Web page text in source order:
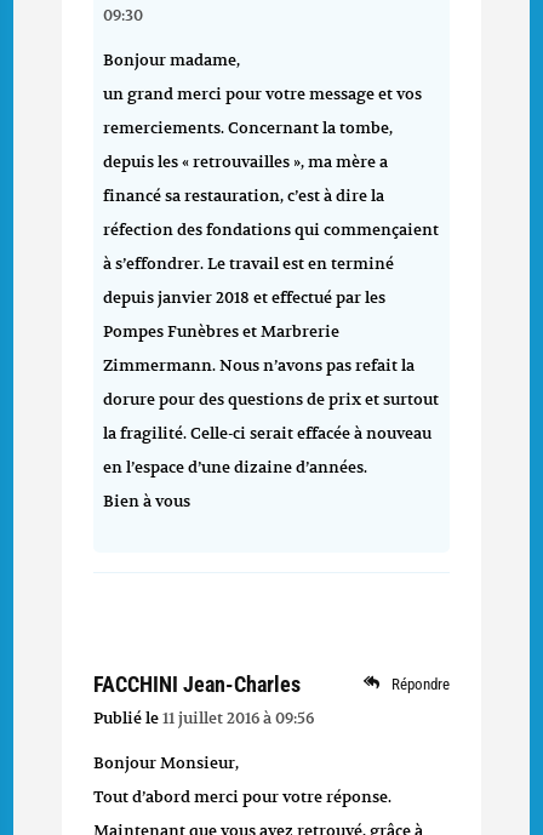
09:30
Bonjour madame,
un grand merci pour votre message et vos
remerciements. Concernant la tombe,
depuis les « retrouvailles », ma mère a
financé sa restauration, c’est à dire la
réfection des fondations qui commençaient
à s’effondrer. Le travail est en terminé
depuis janvier 2018 et effectué par les
Pompes Funèbres et Marbrerie
Zimmermann. Nous n’avons pas refait la
dorure pour des questions de prix et surtout
la fragilité. Celle-ci serait effacée à nouveau
en l’espace d’une dizaine d’années.
Bien à vous
FACCHINI Jean-Charles
Publié le11 juillet 2016 à 09:56
Répondre
Bonjour Monsieur,
Tout d’abord merci pour votre réponse.